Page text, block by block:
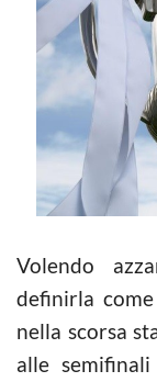
Volendo
definirla
nella scorsa
alle